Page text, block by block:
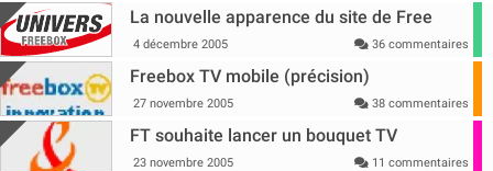
La nouvelle apparence du site de Free
4 décembre 2005 36 commentaires
Freebox TV mobile (précision)
27 novembre 2005 38 commentaires
FT souhaite lancer un bouquet TV
23 novembre 2005 11 commentaires